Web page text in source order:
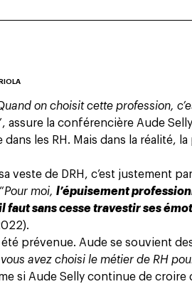
on choisit cette profession,
assure la conférencière Aude
dans les RH. Mais dans la réalité,
veste de DRH, c’est justement
Pour moi, l’épuisement
faut sans cesse travestir ses
été prévenue. Aude se souvient
vous avez choisi le métier de RH
si Aude Selly continue de croire